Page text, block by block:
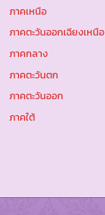
ภาคเหนือ
ภาคตะวันออกเฉียงเหนือ
ภาคกลาง
ภาคตะวันตก
ภาคตะวันออก
ภาคใต้